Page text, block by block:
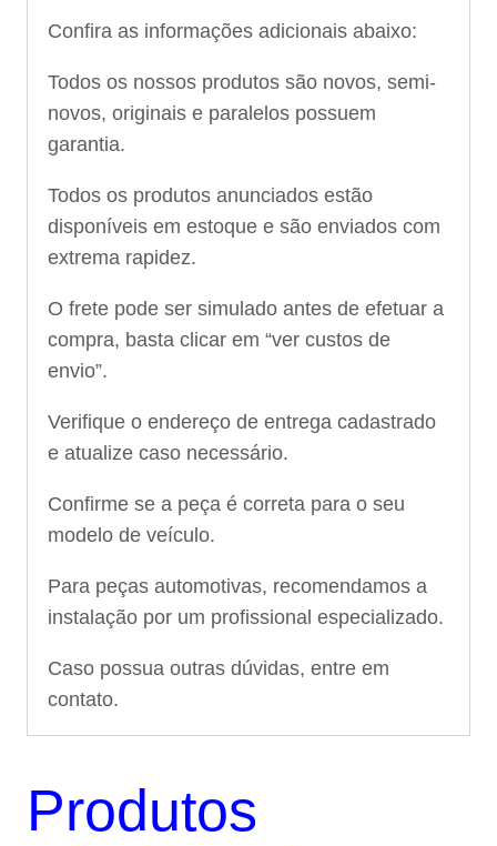
Confira as informações adicionais abaixo:
Todos os nossos produtos são novos, semi-
novos, originais e paralelos possuem
garantia.
Todos os produtos anunciados estão
disponíveis em estoque e são enviados com
extrema rapidez.
O frete pode ser simulado antes de efetuar a
compra, basta clicar em “ver custos de
envio”.
Verifique o endereço de entrega cadastrado
e atualize caso necessário.
Confirme se a peça é correta para o seu
modelo de veículo.
Para peças automotivas, recomendamos a
instalação por um profissional especializado.
Caso possua outras dúvidas, entre em
contato.
Produtos